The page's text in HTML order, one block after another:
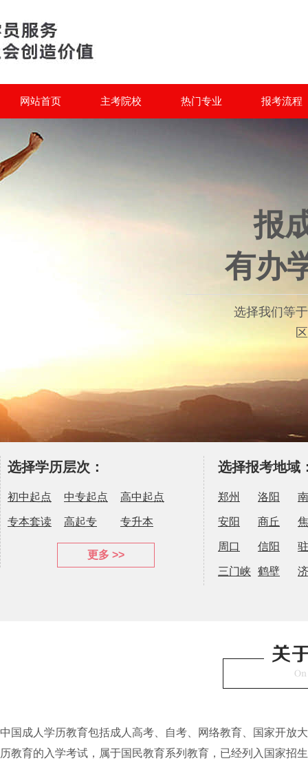
网站首页 主考院校 热门专业 报考流程
报
有办
选择我们等
选择学历层次：
初中起点 中专起点 高中起点
专本套读 高起专 专升本
更多 >>
选择报考地域
郑州 洛阳
安阳 商丘
周口 信阳
三门峡 鹤壁
中国成人学历教育包括成人高考、自考、网络教育、国家开放
历教育的入学考试，属于国民教育系列教育，已经列入国家招